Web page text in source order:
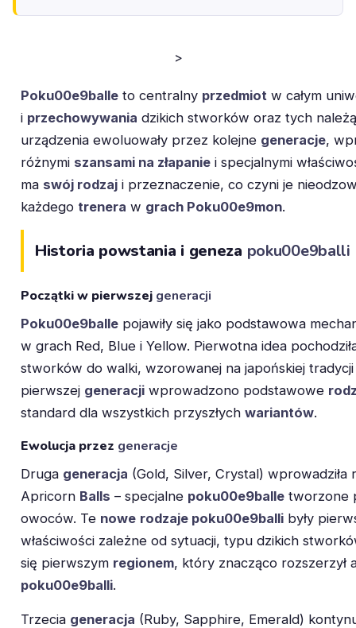
>
Poku00e9balle to centralny przedmiot w całym
i przechowywania dzikich stworków oraz tych
urządzenia ewoluowały przez kolejne generacje,
różnymi szansami na złapanie i specjalnymi
ma swój rodzaj i przeznaczenie, co czyni je
każdego trenera w grach Poku00e9mon.
Historia powstania i geneza poku00e9balli
Początki w pierwszej generacji
Poku00e9balle pojawiły się jako podstawowa
w grach Red, Blue i Yellow. Pierwotna idea
stworków do walki, wzorowanej na japońskiej
pierwszej generacji wprowadzono podstawowe
standard dla wszystkich przyszłych wariantów.
Ewolucja przez generacje
Druga generacja (Gold, Silver, Crystal)
Apricorn Balls – specjalne poku00e9balle tworzone
owoców. Te nowe rodzaje poku00e9balli były
właściwości zależne od sytuacji, typu dzikich
się pierwszym regionem, który znacząco rozszerzył
poku00e9balli.
Trzecia generacja (Ruby, Sapphire, Emerald)